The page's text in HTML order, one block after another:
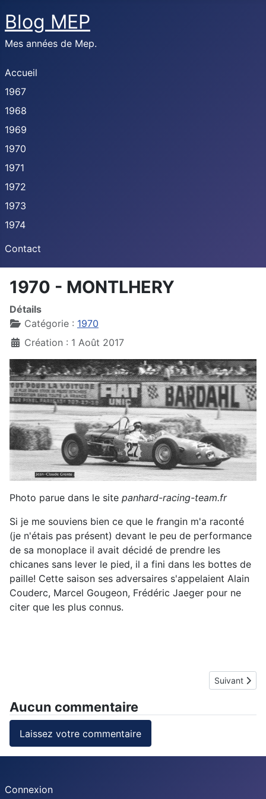
Blog MEP
Mes années de Mep.
Accueil
1967
1968
1969
1970
1971
1972
1973
1974
Contact
1970 - MONTLHERY
Détails
Catégorie : 1970
Création : 1 Août 2017
Photo parue dans le site panhard-racing-team.fr
Si je me souviens bien ce que le frangin m'a raconté
(je n'étais pas présent) devant le peu de performance
de sa monoplace il avait décidé de prendre les
chicanes sans lever le pied, il a fini dans les bottes de
paille! Cette saison ses adversaires s'appelaient Alain
Couderc, Marcel Gougeon, Frédéric Jaeger pour ne
citer que les plus connus.
Article
Suivant
Aucun commentaire
Laissez votre commentaire
Connexion